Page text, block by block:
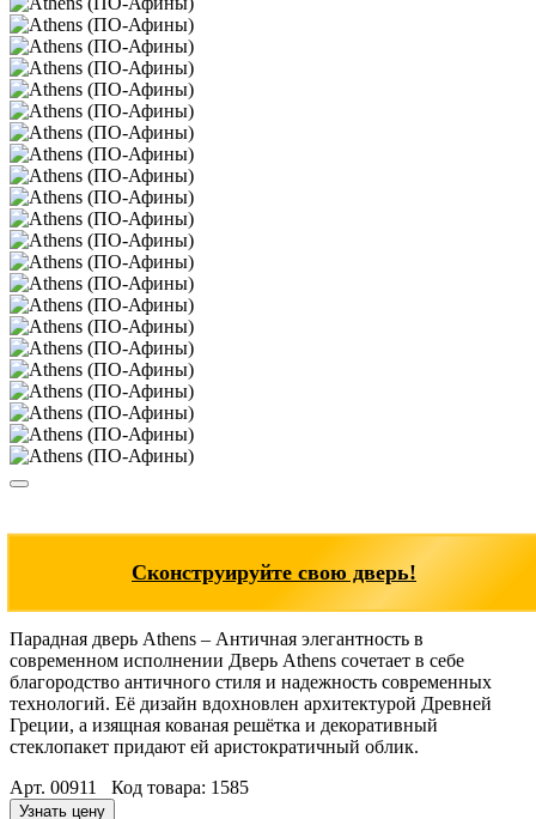
Сконструируйте свою дверь!
Парадная дверь Athens – Античная элегантность в
современном исполнении Дверь Athens сочетает в себе
благородство античного стиля и надежность современных
технологий. Её дизайн вдохновлен архитектурой Древней
Греции, а изящная кованая решётка и декоративный
стеклопакет придают ей аристократичный облик.
Арт. 00911 Код товара: 1585
Узнать цену